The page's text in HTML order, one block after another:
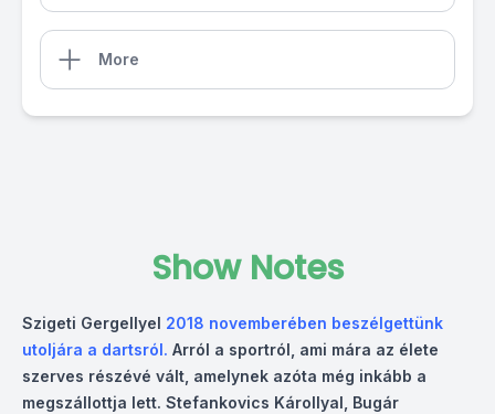
More
Show Notes
Szigeti Gergellyel 2018 novemberében beszélgettünk
utoljára a dartsról. Arról a sportról, ami mára az élete
szerves részévé vált, amelynek azóta még inkább a
megszállottja lett. Stefankovics Károllyal, Bugár